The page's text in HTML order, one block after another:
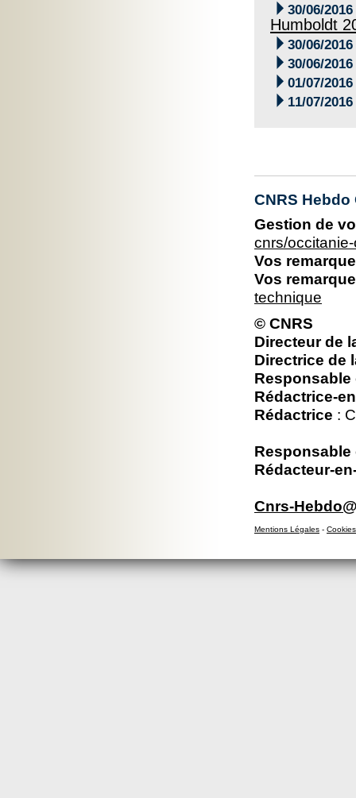
 30/06/2016
Humboldt
 30/06/2016
 30/06/2016
 01/07/2016
 11/07/2016
CNRS
Gestion de
cnrs/
Vos
Vos
technique
© CNRS
Directeur de
Directrice de
Rédactrice-
Rédactrice :
Rédacteur-
Cnrs-
Mentions Légales - Cookies